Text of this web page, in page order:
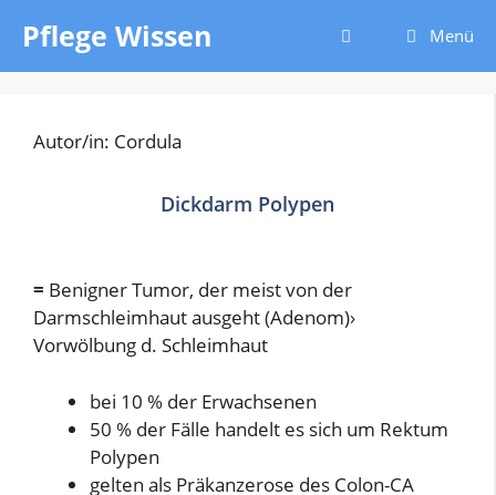
Inhalt
springen
Pflege Wissen Menü
Autor/in: Cordula
Dickdarm Polypen
= Benigner Tumor, der meist von der
Darmschleimhaut ausgeht (Adenom)›
Vorwölbung d. Schleimhaut
bei 10 % der Erwachsenen
50 % der Fälle handelt es sich um Rektum
Polypen
gelten als Präkanzerose des Colon-CA